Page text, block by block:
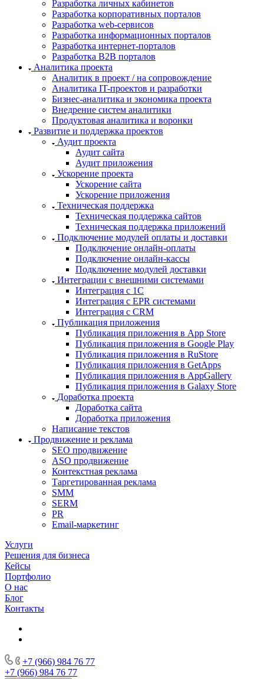
Разработка личных кабинетов
Разработка корпоративных порталов
Разработка web-сервисов
Разработка информационных порталов
Разработка интернет-порталов
Разработка B2B порталов
Аналитика проекта
Аналитик в проект / на сопровождение
Аналитика IT-проектов и разработки
Бизнес-аналитика и экономика проекта
Внедрение систем аналитики
Продуктовая аналитика и воронки
Развитие и поддержка проектов
Аудит проекта
Аудит сайта
Аудит приложения
Ускорение проекта
Ускорение сайта
Ускорение приложения
Техническая поддержка
Техническая поддержка сайтов
Техническая поддержка приложений
Подключение модулей оплаты и доставки
Подключение онлайн-оплаты
Подключение онлайн-кассы
Подключение модулей доставки
Интеграции с внешними системами
Интеграция с 1С
Интеграция с EPR системами
Интеграция с CRM
Публикация приложения
Публикация приложения в App Store
Публикация приложения в Google Play
Публикация приложения в RuStore
Публикация приложения в GetApps
Публикация приложения в AppGallery
Публикация приложения в Galaxy Store
Доработка проекта
Доработка сайта
Доработка приложения
Написание текстов
Продвижение и реклама
SEO продвижение
ASO продвижение
Контекстная реклама
Таргетированная реклама
SMM
SERM
PR
Email-маркетинг
Услуги
Решения для бизнеса
Кейсы
Портфолио
О нас
Блог
Контакты
+7 (966) 984 76 77
+7 (966) 984 76 77